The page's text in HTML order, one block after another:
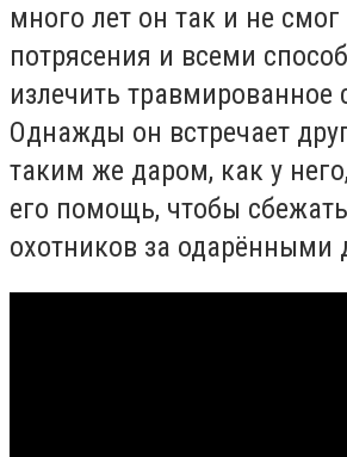
много лет он так и не
потрясения и всеми
излечить травмированное
Однажды он встречает
таким же даром, как у
его помощь, чтобы
охотников за одарёнными